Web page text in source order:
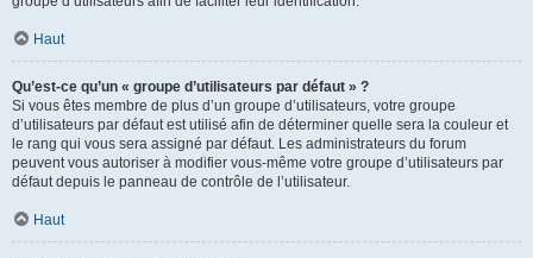
Haut
Qu’est-ce qu’un « groupe d’utilisateurs par défaut » ?
Si vous êtes membre de plus d’un groupe d’utilisateurs, votre groupe
d’utilisateurs par défaut est utilisé afin de déterminer quelle sera la couleur et
le rang qui vous sera assigné par défaut. Les administrateurs du forum
peuvent vous autoriser à modifier vous-même votre groupe d’utilisateurs par
défaut depuis le panneau de contrôle de l’utilisateur.
Haut